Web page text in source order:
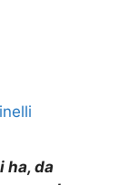
ha, da